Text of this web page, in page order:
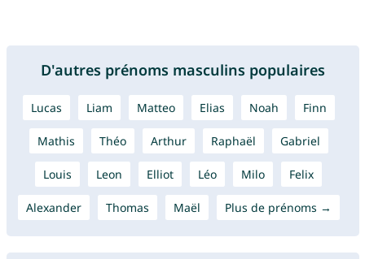
D'autres prénoms masculins populaires
Lucas Liam Matteo Elias Noah Finn
Mathis Théo Arthur Raphaël Gabriel
Louis Leon Elliot Léo Milo Felix
Alexander Thomas Maël Plus de prénoms →